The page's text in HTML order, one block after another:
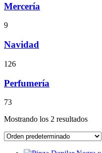
Mercería
9
Navidad
126
Perfumería
73
Mostrando los 2 resultados